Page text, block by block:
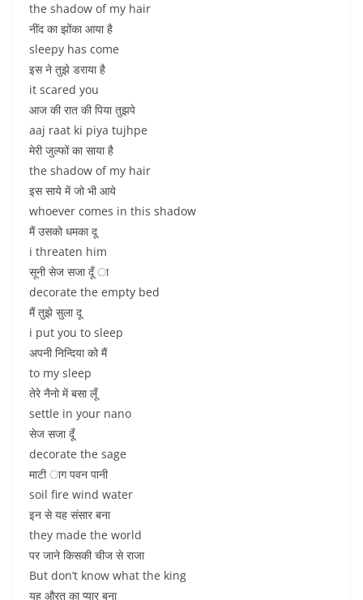
the shadow of my hair
नींद का झोंका आया है
sleepy has come
इस ने तुझे डराया है
it scared you
आज की रात की पिया तुझपे
aaj raat ki piya tujhpe
मेरी जुल्फों का साया है
the shadow of my hair
इस साये में जो भी आये
whoever comes in this shadow
मैं उसको धमका दू
i threaten him
सूनी सेज सजा दूँ ा
decorate the empty bed
मैं तुझे सुला दू
i put you to sleep
अपनी निन्दिया को मैं
to my sleep
तेरे नैनो में बसा लूँ
settle in your nano
सेज सजा दूँ
decorate the sage
माटी ाग पवन पानी
soil fire wind water
इन से यह संसार बना
they made the world
पर जाने किसकी चीज से राजा
But don’t know what the king
यह औरत का प्यार बना